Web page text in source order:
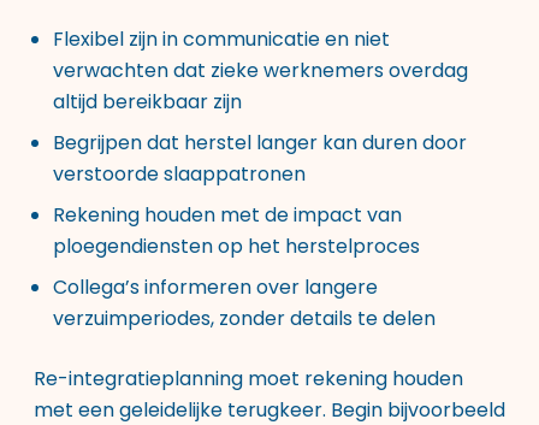
Flexibel zijn in communicatie en niet
verwachten dat zieke werknemers overdag
altijd bereikbaar zijn
Begrijpen dat herstel langer kan duren door
verstoorde slaappatronen
Rekening houden met de impact van
ploegendiensten op het herstelproces
Collega’s informeren over langere
verzuimperiodes, zonder details te delen
Re-integratieplanning moet rekening houden
met een geleidelijke terugkeer. Begin bijvoorbeeld